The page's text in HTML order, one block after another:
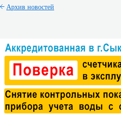
Архив новостей